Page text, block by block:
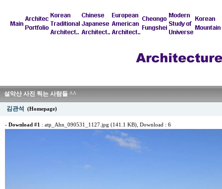
설악산 사진 찍는 사람들 ^^
김관석 (Homepage)
- Download #1 : atp_Ahn_090531_1127.jpg (141.1 KB) , Download : 6